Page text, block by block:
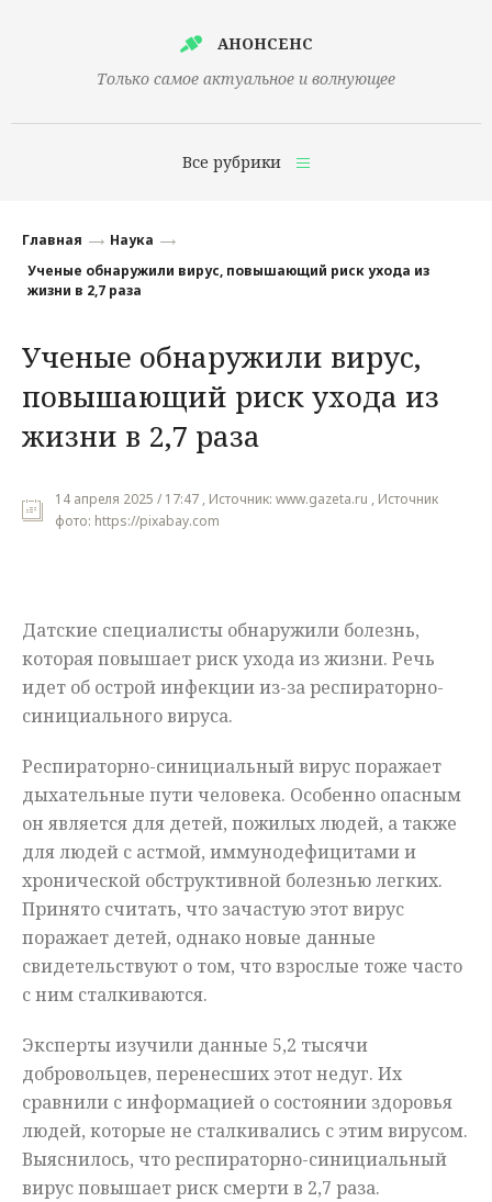
АНОНСЕНС
Только самое актуальное и волнующее
Все рубрики
Финансы
Наука
Культура
Общество
Мнения
Главная
Наука
Ученые обнаружили вирус, повышающий риск ухода из
жизни в 2,7 раза
Ученые обнаружили вирус,
повышающий риск ухода из
жизни в 2,7 раза
14 апреля 2025 / 17:47 , Источник: www.gazeta.ru , Источник
фото: https://pixabay.com
Датские специалисты обнаружили болезнь,
которая повышает риск ухода из жизни. Речь
идет об острой инфекции из-за респираторно-
синициального вируса.
Респираторно-синициальный вирус поражает
дыхательные пути человека. Особенно опасным
он является для детей, пожилых людей, а также
для людей с астмой, иммунодефицитами и
хронической обструктивной болезнью легких.
Принято считать, что зачастую этот вирус
поражает детей, однако новые данные
свидетельствуют о том, что взрослые тоже часто
с ним сталкиваются.
Эксперты изучили данные 5,2 тысячи
добровольцев, перенесших этот недуг. Их
сравнили с информацией о состоянии здоровья
людей, которые не сталкивались с этим вирусом.
Выяснилось, что респираторно-синициальный
вирус повышает риск смерти в 2,7 раза.